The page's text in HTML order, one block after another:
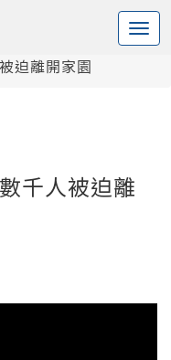
迫離開家園
千人被迫離